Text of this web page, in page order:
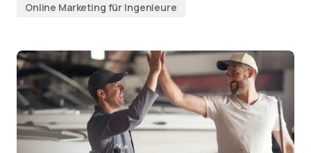
Online Marketing für Ingenieure